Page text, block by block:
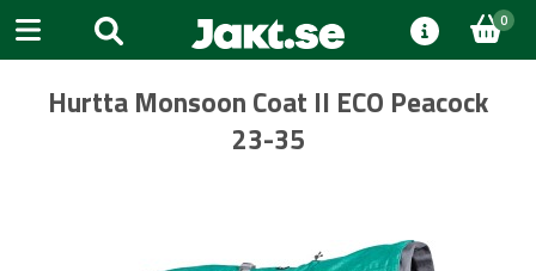
0
Hurtta Monsoon Coat II ECO Peacock
23-35